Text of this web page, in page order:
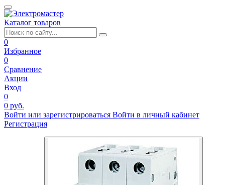
Каталог товаров
0
Избранное
0
Сравнение
Акции
Вход
0
0 руб.
Войти или зарегистрироваться Войти в личный кабинет
Регистрация